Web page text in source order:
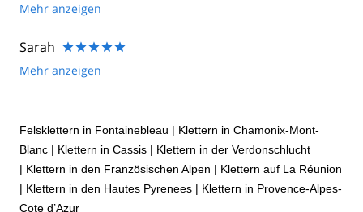
Mehr anzeigen
Sarah
Mehr anzeigen
Felsklettern in Fontainebleau | Klettern in Chamonix-Mont-
Blanc | Klettern in Cassis | Klettern in der Verdonschlucht
| Klettern in den Französischen Alpen | Klettern auf La Réunion
| Klettern in den Hautes Pyrenees | Klettern in Provence-Alpes-
Cote d’Azur